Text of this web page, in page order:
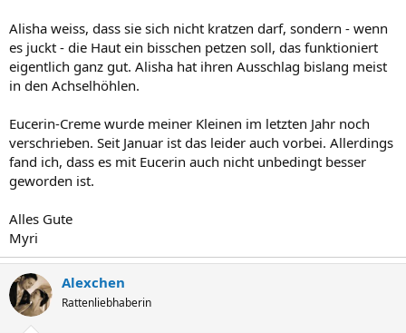
Alisha weiss, dass sie sich nicht kratzen darf, sondern - wenn
es juckt - die Haut ein bisschen petzen soll, das funktioniert
eigentlich ganz gut. Alisha hat ihren Ausschlag bislang meist
in den Achselhöhlen.
Eucerin-Creme wurde meiner Kleinen im letzten Jahr noch
verschrieben. Seit Januar ist das leider auch vorbei. Allerdings
fand ich, dass es mit Eucerin auch nicht unbedingt besser
geworden ist.
Alles Gute
Myri
Alexchen
Rattenliebhaberin